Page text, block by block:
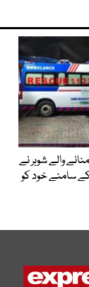
والے شوہر نے
کے سامنے خود کو